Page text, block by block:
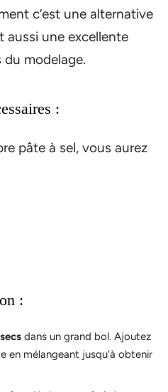
c’est une alternative
aussi une excellente
modelage.
:
pâte à sel, vous aurez
:
dans un grand bol. Ajoutez
en mélangeant jusqu’à obtenir